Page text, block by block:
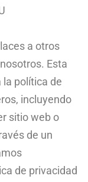
a otros
Esta
la política de
incluyendo
sitio web o
de un
de privacidad